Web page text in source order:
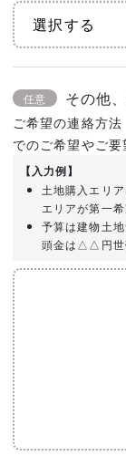
任意 その他
ご希望の連絡方
でのご希望やご要
【入力例】
土地購入エリ
エリアが第一希
予算は建物土
頭金は△△円世